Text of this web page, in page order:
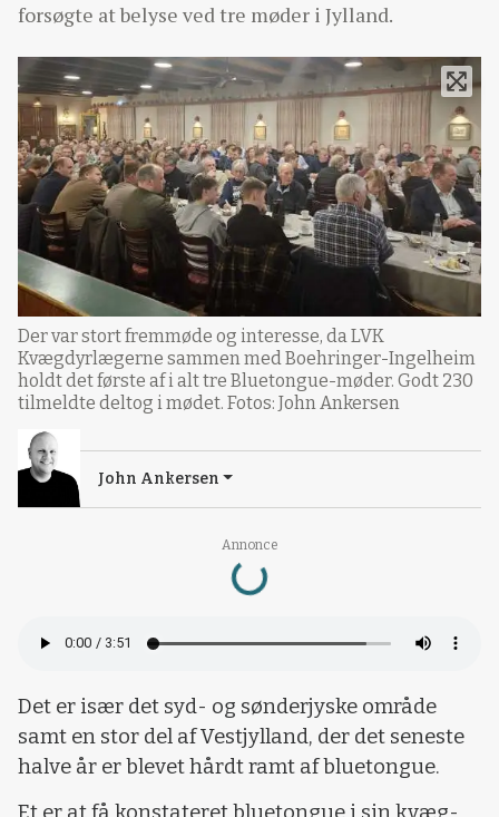
Annonce
Loading...
forsøgte at belyse ved tre møder i Jylland.
Der var stort fremmøde og interesse, da LVK
Kvægdyrlægerne sammen med Boehringer-Ingelheim
holdt det første af i alt tre Bluetongue-møder. Godt 230
tilmeldte deltog i mødet. Fotos: John Ankersen
John Ankersen
Det er især det syd- og sønderjyske område
samt en stor del af Vestjylland, der det seneste
halve år er blevet hårdt ramt af bluetongue.